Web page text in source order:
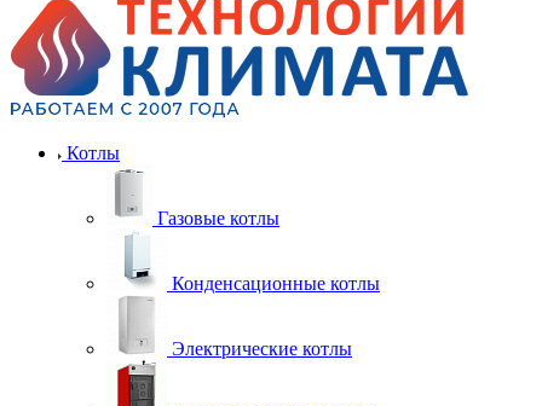
Котлы
Газовые котлы
Конденсационные котлы
Электрические котлы